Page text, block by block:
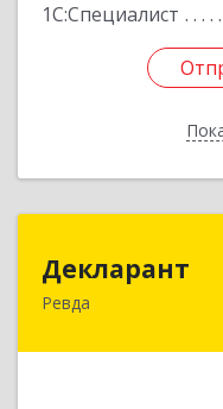
1С:Специалист
Декларант
Ревда623280,